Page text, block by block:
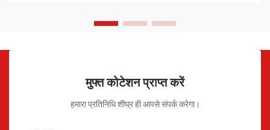
मुफ्त कोटेशन प्राप्त करें
हमारा प्रतिनिधि शीघ्र ही आपसे संपर्क करेगा।